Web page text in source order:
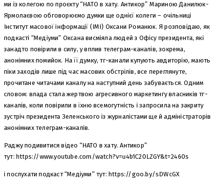
ми із колегою по проєкту “НАТО в хату. Антикор” Мариною Данилюк-
Ярмолаєвою обговорюємо думки ще однієї колеги – очільниці
Інститут масової інформації (ІМІ) Оксани Романюк. Я розповідаю, як
подкасті “Медіуми” Оксана висміяла людей з Офісу президента, які
занадто повірили в силу, у вплив телеграм-каналів, зокрема,
анонімних помийок. На її думку, тг-канали купують авдиторію, мають
піки заходів лише під час масових обстрілів, все переглянуте,
прочитане читачами каналу на наступний день забувається. Одним
словом: влада стала жертвою агресивного маркетингу власників тг-
каналів, коли повірили в їхню всемогутність і запросила на закриту
зустріч президента Зеленського із журналістами ще й адміністраторів
анонімних телеграм-каналів.
Раджу подивитися відео “НАТО в хату. Антикор”
тут: https://www.youtube.com/watch?v=u4b1C20LZGY&t=2460s
і послухати подкаст “Медіуми” тут: https://goo.by/sDWcGX